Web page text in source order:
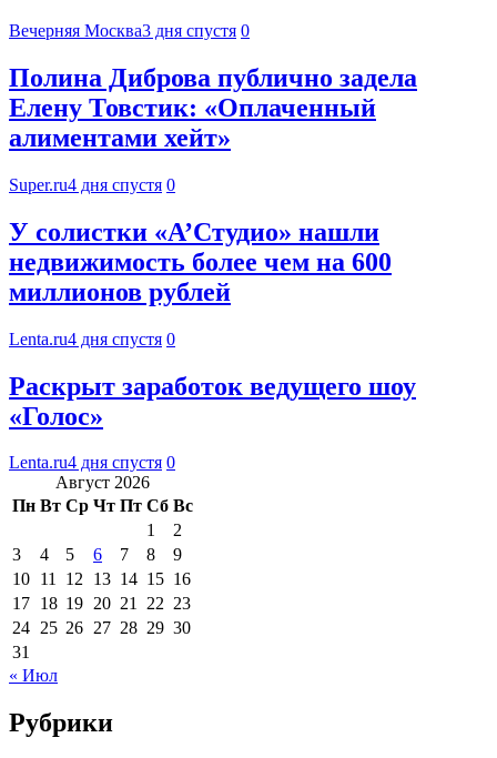
Вечерняя Москва3 дня спустя 0
Полина Диброва публично задела
Елену Товстик: «Оплаченный
алиментами хейт»
Super.ru4 дня спустя 0
У солистки «А’Студио» нашли
недвижимость более чем на 600
миллионов рублей
Lenta.ru4 дня спустя 0
Раскрыт заработок ведущего шоу
«Голос»
Lenta.ru4 дня спустя 0
Август 2026
Пн Вт Ср Чт Пт Сб Вс
1
2
3
4 5 6 7 8
9
10 11 12 13 14 15 16
17 18 19 20 21 22 23
24 25 26 27 28 29 30
31
« Июл
Рубрики